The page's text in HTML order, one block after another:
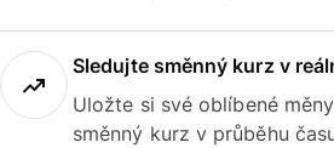
Sledujte směnný kurz v
Uložte si své oblíbené
směnný kurz v průběhu